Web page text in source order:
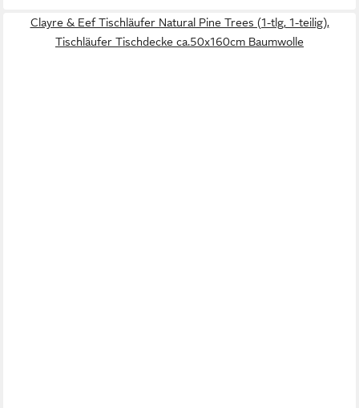
Clayre & Eef Tischläufer Natural Pine Trees (1-tlg, 1-teilig),
Tischläufer Tischdecke ca.50x160cm Baumwolle